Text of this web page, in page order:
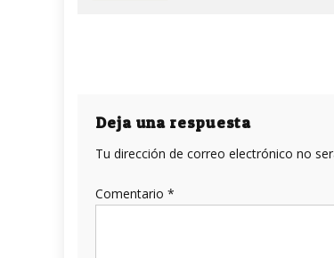
Deja una respuesta
Tu dirección de correo electrónico no
Comentario *